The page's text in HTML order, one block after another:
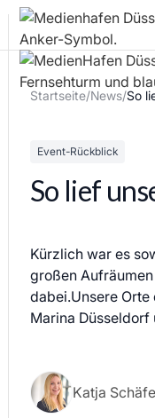
Startseite/News/So
Event-Rückblick
So lief
Kürzlich war es
großen
dabei.Unsere Orte
Marina Düsseldorf
Katja